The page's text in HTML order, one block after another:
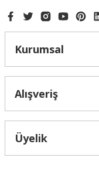
Kurumsal
Alışveriş
Üyelik